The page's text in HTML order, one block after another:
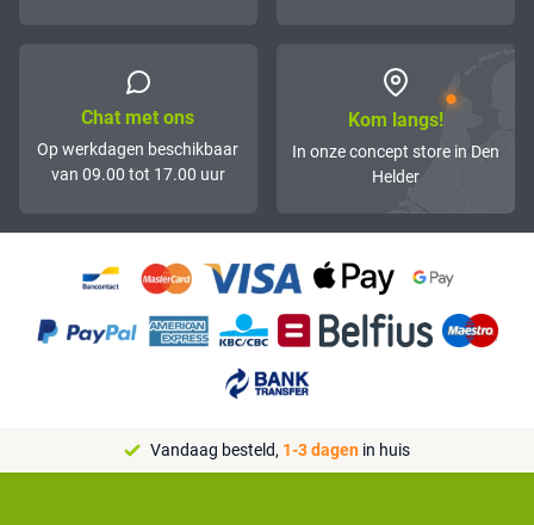
Chat met ons
Op werkdagen beschikbaar
van 09.00 tot 17.00 uur
Kom langs!
In onze concept store in Den
Helder
Vandaag besteld, 1-3 dagen in huis